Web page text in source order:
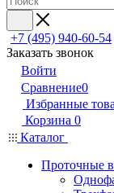
+7 (495) 940-60-54
Заказать звонок
Войти
Сравнение0
Избранные
Корзина 0
Каталог
Проточные